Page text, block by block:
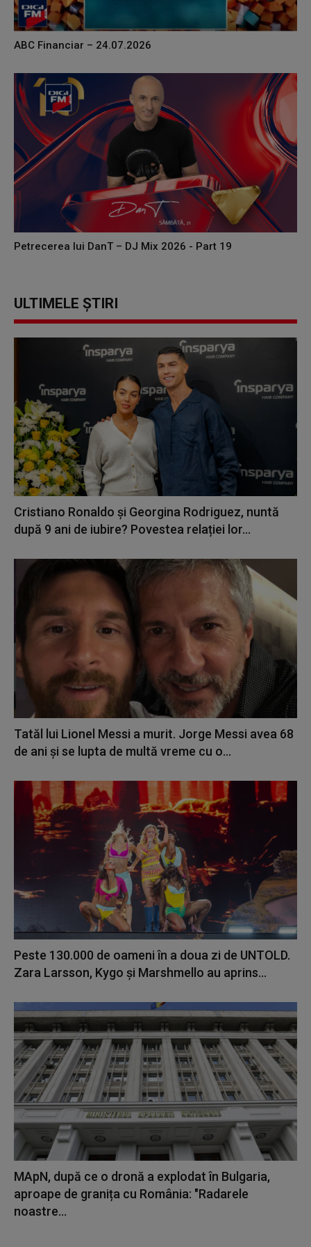
ABC Financiar – 24.07.2026
Petrecerea lui DanT – DJ Mix 2026 - Part 19
ULTIMELE ȘTIRI
Cristiano Ronaldo și Georgina Rodriguez, nuntă
după 9 ani de iubire? Povestea relației lor...
Tatăl lui Lionel Messi a murit. Jorge Messi avea 68
de ani și se lupta de multă vreme cu o...
Peste 130.000 de oameni în a doua zi de UNTOLD.
Zara Larsson, Kygo și Marshmello au aprins...
MApN, după ce o dronă a explodat în Bulgaria,
aproape de granița cu România: "Radarele
noastre...